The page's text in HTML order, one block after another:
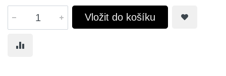
Vložit do košíku